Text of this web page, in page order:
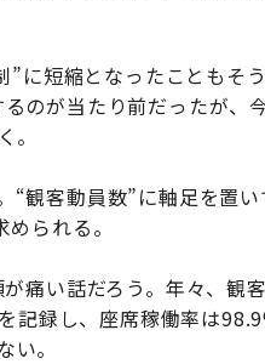
に短縮となったこともそ
のが当たり前だったが、
“観客動員数”に軸足を置
られる。
痛い話だろう。年々、観
記録し、座席稼働率は
。